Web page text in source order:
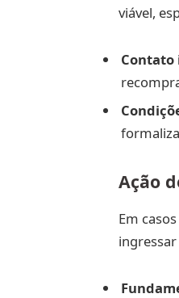
viável,
Contato
Ação
Em